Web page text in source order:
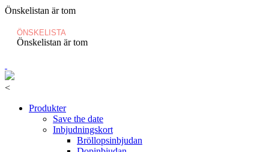
Önskelistan är tom
ÖNSKELISTA
Önskelistan är tom
<
Produkter
Save the date
Inbjudningskort
Bröllopsinbjudan